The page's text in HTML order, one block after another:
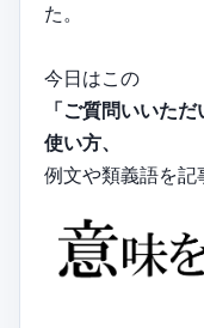
た。
今日はこの
「ご質問いいた
使い方、
例文や類義語を記